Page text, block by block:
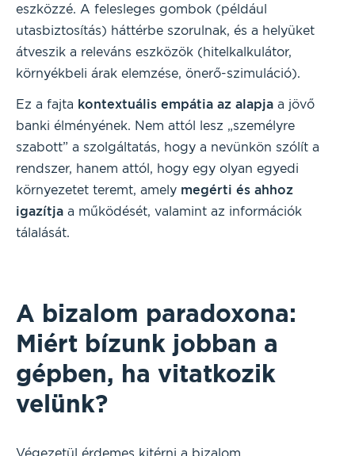
eszközzé. A felesleges gombok (például
utasbiztosítás) háttérbe szorulnak, és a helyüket
átveszik a releváns eszközök (hitelkalkulátor,
környékbeli árak elemzése, önerő-szimuláció).
Ez a fajta kontextuális empátia az alapja a jövő
banki élményének. Nem attól lesz „személyre
szabott” a szolgáltatás, hogy a nevünkön szólít a
rendszer, hanem attól, hogy egy olyan egyedi
környezetet teremt, amely megérti és ahhoz
igazítja a működését, valamint az információk
tálalását.
A bizalom paradoxona:
Miért bízunk jobban a
gépben, ha vitatkozik
velünk?